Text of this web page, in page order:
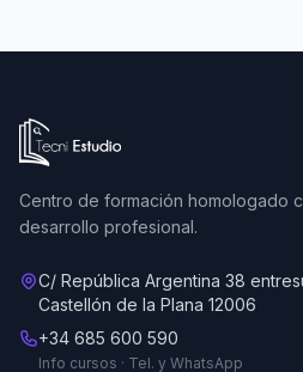
Ir a la página de inicio de Tecni
Centro de formación homologado
desarrollo profesional.
C/ República Argentina 38
Castellón de la Plana 12006
+34 685 600 590
Info cursos · Tel. y WhatsApp